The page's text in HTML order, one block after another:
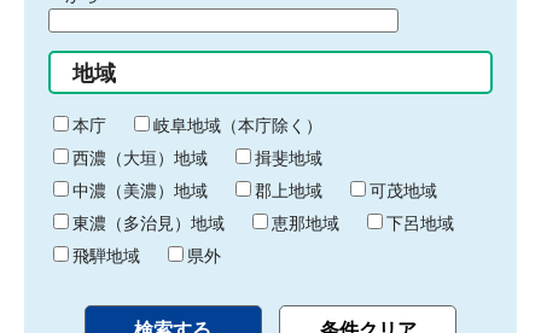
始
り
間
終
わ
り
地域
本庁
岐阜地域（本庁除く）
西濃（大垣）地域
揖斐地域
中濃（美濃）地域
郡上地域
可茂地域
東濃（多治見）地域
恵那地域
下呂地域
飛騨地域
県外